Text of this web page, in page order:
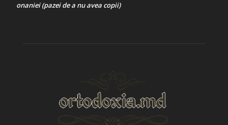
onaniei (pazei de a nu avea copii)